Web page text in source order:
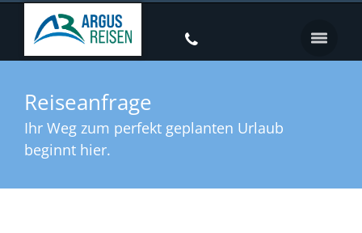
Reiseanfrage
Ihr Weg zum perfekt geplanten Urlaub
beginnt hier.